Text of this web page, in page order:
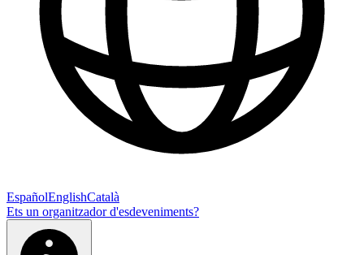
EspañolEnglishCatalà
Ets un organitzador d'esdeveniments?